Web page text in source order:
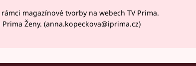
magazínové tvorby na webech TV Prima.
Ženy. (anna.kopeckova@iprima.cz)